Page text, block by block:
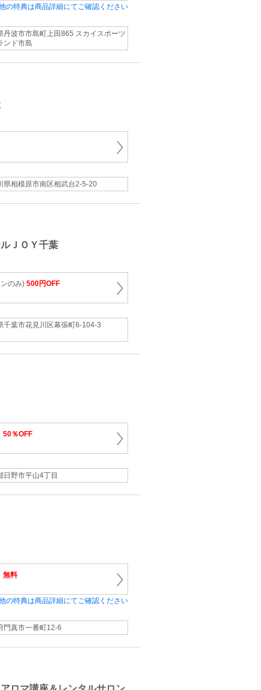
の特典は商品詳細にてご確認ください
丹波市市島町上田865 スカイスポーツ
ンド市島
県相模原市南区相武台2-5-20
ＪＯＹ千葉
のみ) 500円OFF
千葉市花見川区幕張町6-104-3
50％OFF
日野市平山4丁目
無料
の特典は商品詳細にてご確認ください
門真市一番町12-6